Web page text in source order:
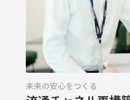
未来の安心をつくる